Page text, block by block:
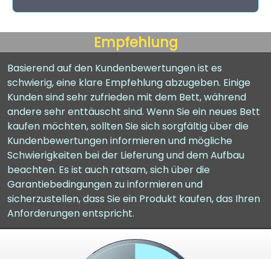
Empfehlung
Basierend auf den Kundenbewertungen ist es
schwierig, eine klare Empfehlung abzugeben. Einige
Kunden sind sehr zufrieden mit dem Bett, während
andere sehr enttäuscht sind. Wenn Sie ein neues Bett
kaufen möchten, sollten Sie sich sorgfältig über die
Kundenbewertungen informieren und mögliche
Schwierigkeiten bei der Lieferung und dem Aufbau
beachten. Es ist auch ratsam, sich über die
Garantiebedingungen zu informieren und
sicherzustellen, dass Sie ein Produkt kaufen, das Ihren
Anforderungen entspricht.